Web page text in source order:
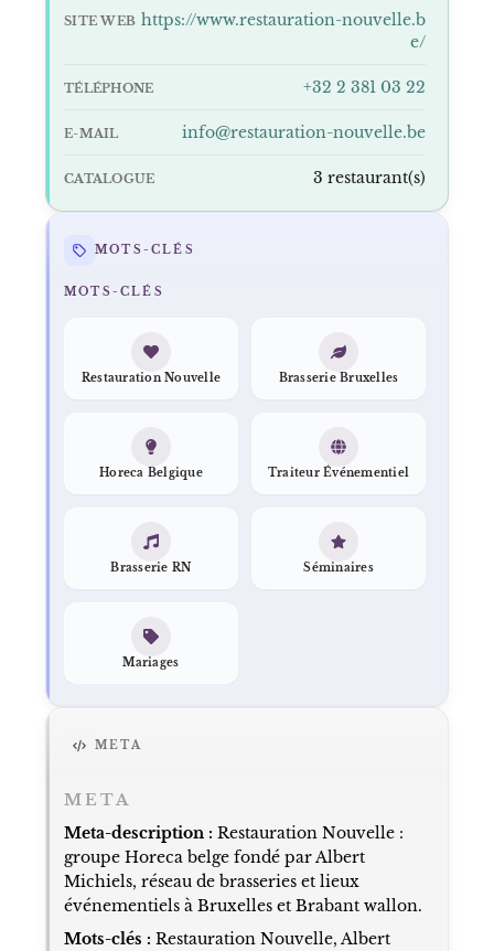
SITE WEB https://www.restauration-nouvelle.b
e/
TÉLÉPHONE +32 2 381 03 22
E-MAIL info@restauration-nouvelle.be
CATALOGUE 3 restaurant(s)
MOTS-CLÉS
MOTS-CLÉS
Restauration Nouvelle Brasserie Bruxelles
Horeca Belgique Traiteur Événementiel
Brasserie RN Séminaires
Mariages
META
META
Meta-description : Restauration Nouvelle :
groupe Horeca belge fondé par Albert
Michiels, réseau de brasseries et lieux
événementiels à Bruxelles et Brabant wallon.
Mots-clés : Restauration Nouvelle, Albert